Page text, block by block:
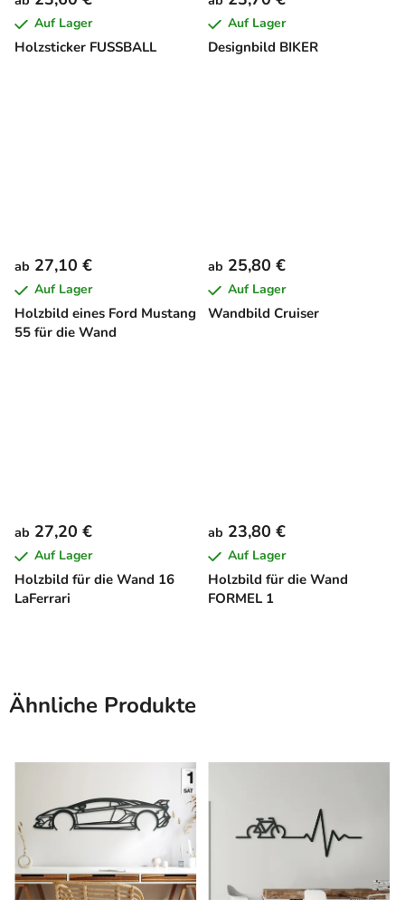
Holzsticker FUSSBALL
Auf Lager
Designbild BIKER
Auf Lager
Holzbild eines Ford Mustang
55 für die Wand
ab 27,10 €
Auf Lager
Wandbild Cruiser
ab 25,80 €
Auf Lager
Holzbild für die Wand 16
LaFerrari
ab 27,20 €
Auf Lager
Holzbild für die Wand
FORMEL 1
ab 23,80 €
Auf Lager
Ähnliche Produkte